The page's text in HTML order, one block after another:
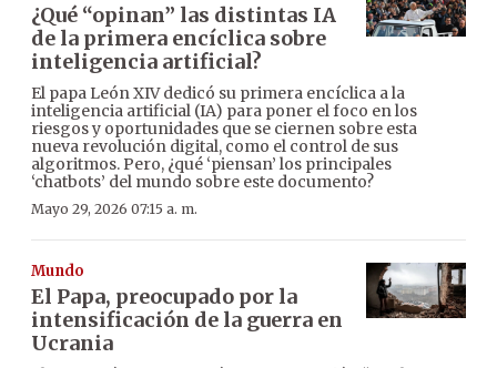
¿Qué “opinan” las distintas IA
de la primera encíclica sobre
inteligencia artificial?
El papa León XIV dedicó su primera encíclica a la
inteligencia artificial (IA) para poner el foco en los
riesgos y oportunidades que se ciernen sobre esta
nueva revolución digital, como el control de sus
algoritmos. Pero, ¿qué ‘piensan’ los principales
‘chatbots’ del mundo sobre este documento?
Mayo 29, 2026 07:15 a. m.
Mundo
El Papa, preocupado por la
intensificación de la guerra en
Ucrania